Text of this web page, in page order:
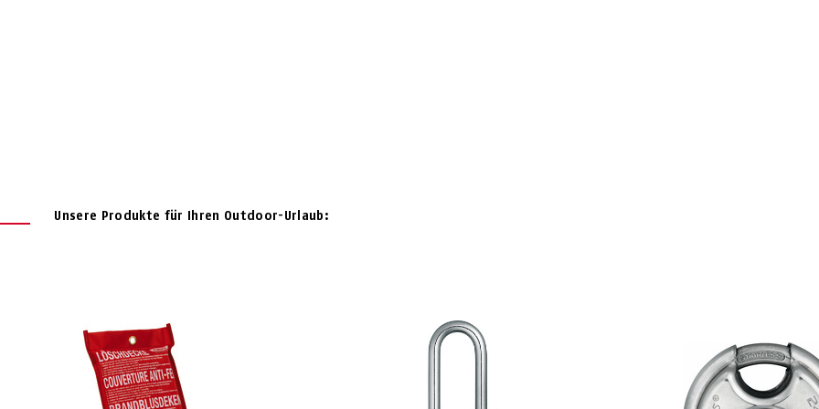
Unsere Produkte für Ihren Outdoor-Urlaub: